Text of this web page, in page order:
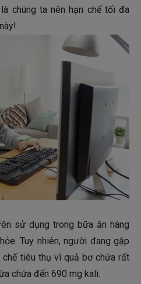
chúng ta nên hạn chế tối đa
sử dụng trong bữa ăn hàng
Tuy nhiên, người đang gặp
tiêu thụ vì quả bơ chứa rất
chứa đến 690 mg kali.